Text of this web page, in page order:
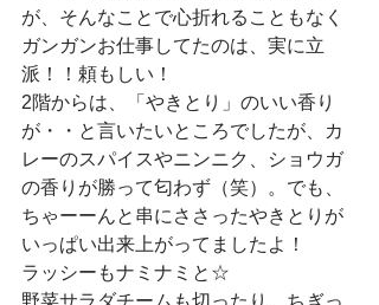
が、そんなことで心折れることもなく
ガンガンお仕事してたのは、実に立
派！！頼もしい！
2階からは、「やきとり」のいい香り
が・・と言いたいところでしたが、カ
レーのスパイスやニンニク、ショウガ
の香りが勝って匂わず（笑）。でも、
ちゃーーんと串にささったやきとりが
いっぱい出来上がってましたよ！
ラッシーもナミナミと☆
野菜サラダチームも切ったり、ちぎっ